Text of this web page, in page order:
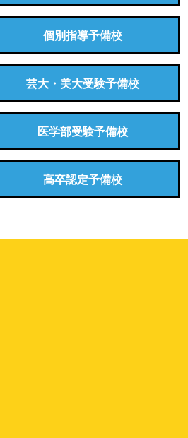
個別指導予備校
芸大・美大受験予備校
医学部受験予備校
高卒認定予備校